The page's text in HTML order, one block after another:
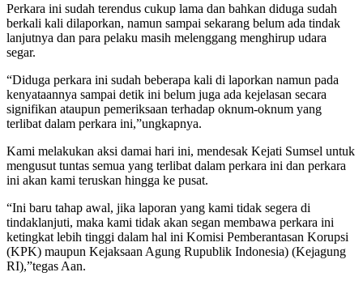
Perkara ini sudah terendus cukup lama dan bahkan diduga sudah
berkali kali dilaporkan, namun sampai sekarang belum ada tindak
lanjutnya dan para pelaku masih melenggang menghirup udara
segar.
“Diduga perkara ini sudah beberapa kali di laporkan namun pada
kenyataannya sampai detik ini belum juga ada kejelasan secara
signifikan ataupun pemeriksaan terhadap oknum-oknum yang
terlibat dalam perkara ini,”ungkapnya.
Kami melakukan aksi damai hari ini, mendesak Kejati Sumsel untuk
mengusut tuntas semua yang terlibat dalam perkara ini dan perkara
ini akan kami teruskan hingga ke pusat.
“Ini baru tahap awal, jika laporan yang kami tidak segera di
tindaklanjuti, maka kami tidak akan segan membawa perkara ini
ketingkat lebih tinggi dalam hal ini Komisi Pemberantasan Korupsi
(KPK) maupun Kejaksaan Agung Rupublik Indonesia) (Kejagung
RI),”tegas Aan.